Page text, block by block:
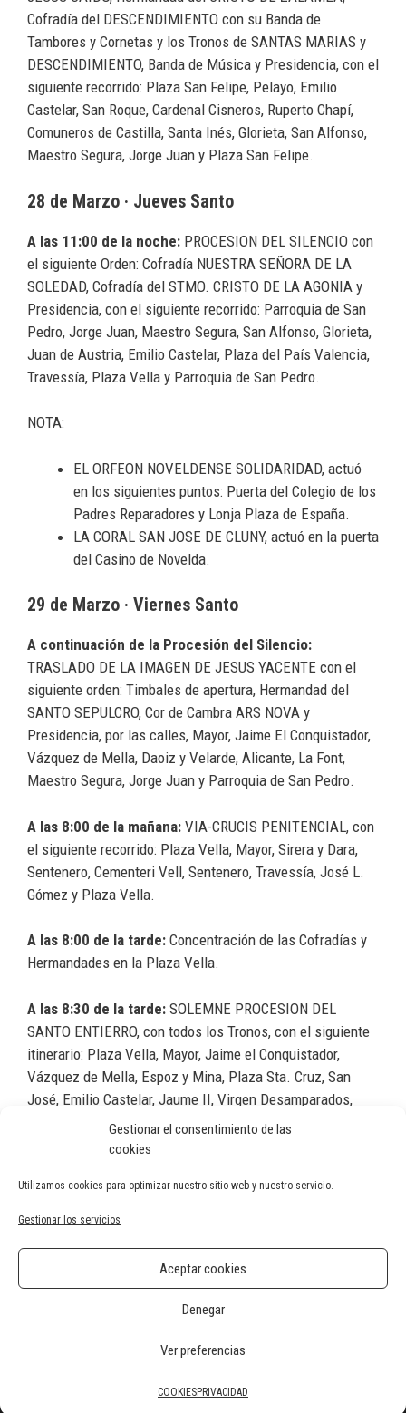
Gestionar el consentimiento de las
cookies
Utilizamos cookies para optimizar nuestro sitio web y nuestro servicio.
Gestionar los servicios
Aceptar cookies
Denegar
Ver preferencias
COOKIESPRIVACIDAD
Cofradía del DESCENDIMIENTO con su Banda de
Tambores y Cornetas y los Tronos de SANTAS MARIAS y
DESCENDIMIENTO, Banda de Música y Presidencia, con el
siguiente recorrido: Plaza San Felipe, Pelayo, Emilio
Castelar, San Roque, Cardenal Cisneros, Ruperto Chapí,
Comuneros de Castilla, Santa Inés, Glorieta, San Alfonso,
Maestro Segura, Jorge Juan y Plaza San Felipe.
28 de Marzo · Jueves Santo
A las 11:00 de la noche: PROCESION DEL SILENCIO con
el siguiente Orden: Cofradía NUESTRA SEÑORA DE LA
SOLEDAD, Cofradía del STMO. CRISTO DE LA AGONIA y
Presidencia, con el siguiente recorrido: Parroquia de San
Pedro, Jorge Juan, Maestro Segura, San Alfonso, Glorieta,
Juan de Austria, Emilio Castelar, Plaza del País Valencia,
Travessía, Plaza Vella y Parroquia de San Pedro.
NOTA:
EL ORFEON NOVELDENSE SOLIDARIDAD, actuó
en los siguientes puntos: Puerta del Colegio de los
Padres Reparadores y Lonja Plaza de España.
LA CORAL SAN JOSE DE CLUNY, actuó en la puerta
del Casino de Novelda.
29 de Marzo · Viernes Santo
A continuación de la Procesión del Silencio:
TRASLADO DE LA IMAGEN DE JESUS YACENTE con el
siguiente orden: Timbales de apertura, Hermandad del
SANTO SEPULCRO, Cor de Cambra ARS NOVA y
Presidencia, por las calles, Mayor, Jaime El Conquistador,
Vázquez de Mella, Daoiz y Velarde, Alicante, La Font,
Maestro Segura, Jorge Juan y Parroquia de San Pedro.
A las 8:00 de la mañana: VIA-CRUCIS PENITENCIAL, con
el siguiente recorrido: Plaza Vella, Mayor, Sirera y Dara,
Sentenero, Cementeri Vell, Sentenero, Travessía, José L.
Gómez y Plaza Vella.
A las 8:00 de la tarde: Concentración de las Cofradías y
Hermandades en la Plaza Vella.
A las 8:30 de la tarde: SOLEMNE PROCESION DEL
SANTO ENTIERRO, con todos los Tronos, con el siguiente
itinerario: Plaza Vella, Mayor, Jaime el Conquistador,
Vázquez de Mella, Espoz y Mina, Plaza Sta. Cruz, San
José, Emilio Castelar, Jaume II, Virgen Desamparados,
Colon, Emilio Castelar, Plaza del País Valencia, Travesía,
San Isidro, Francisco Santo, Sentenero, Sirera y Dara, San
Mayor y Plaza Vella.
A las 10:00 de la mañana:SOLEMNE PROCESION DEL
con el recorrido de costumbre.
2026 · Semana Santa Novelda